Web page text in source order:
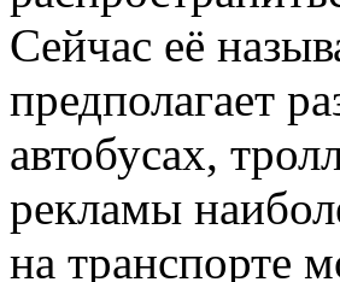
Сейчас её
предполагает
автобусах,
рекламы
на транспорте